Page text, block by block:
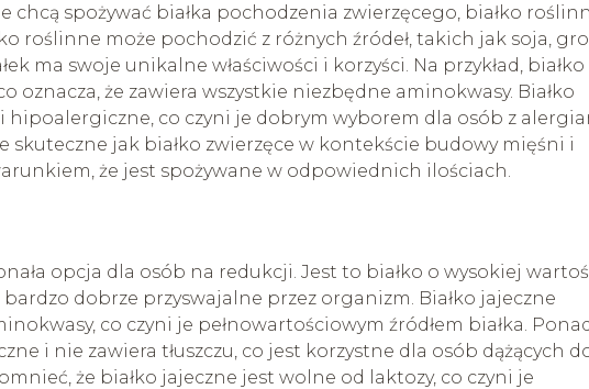
chcą spożywać białka pochodzenia zwierzęcego, białko
roślinne może pochodzić z różnych źródeł, takich jak soja,
ma swoje unikalne właściwości i korzyści. Na przykład, białko
oznacza, że zawiera wszystkie niezbędne aminokwasy. Białko
hipoalergiczne, co czyni je dobrym wyborem dla osób z
skuteczne jak białko zwierzęce w kontekście budowy mięśni i
że jest spożywane w odpowiednich ilościach.
opcja dla osób na redukcji. Jest to białko o wysokiej
dobrze przyswajalne przez organizm. Białko jajeczne
co czyni je pełnowartościowym źródłem białka.
i nie zawiera tłuszczu, co jest korzystne dla osób dążących
że białko jajeczne jest wolne od laktozy, co czyni je